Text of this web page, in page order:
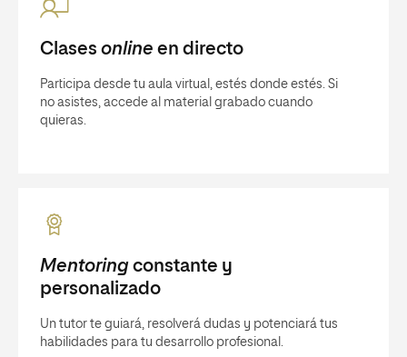
Clases online en directo
Participa desde tu aula virtual, estés donde estés. Si
no asistes, accede al material grabado cuando
quieras.
Mentoringconstante y
personalizado
Un tutor te guiará, resolverá dudas y potenciará tus
habilidades para tu desarrollo profesional.